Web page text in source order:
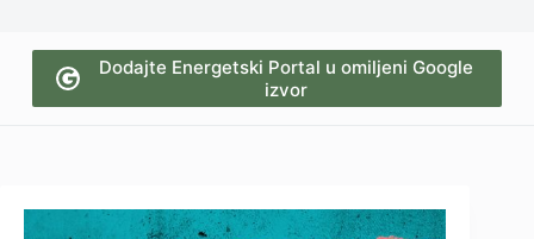
Dodajte Energetski Portal u omiljeni Google
izvor